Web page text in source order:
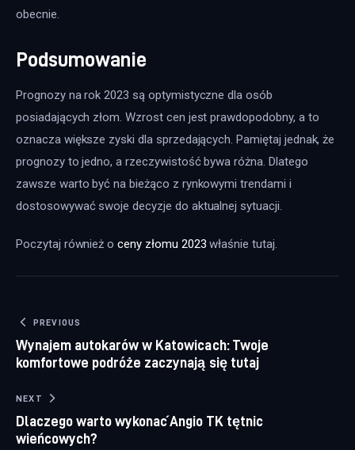
obecnie.
Podsumowanie
Prognozy na rok 2023 są optymistyczne dla osób
posiadających złom. Wzrost cen jest prawdopodobny, a to
oznacza większe zyski dla sprzedających. Pamiętaj jednak, że
prognozy to jedno, a rzeczywistość bywa różna. Dlatego
zawsze warto być na bieżąco z rynkowymi trendami i
dostosowywać swoje decyzje do aktualnej sytuacji.
Poczytaj również o ceny złomu 2023 właśnie tutaj.
Nawigacja wpisu
PREVIOUS
Wynajem autokarów w Katowicach: Twoje
komfortowe podróże zaczynają się tutaj
NEXT
Dlaczego warto wykonać Angio TK tętnic
wieńcowych?